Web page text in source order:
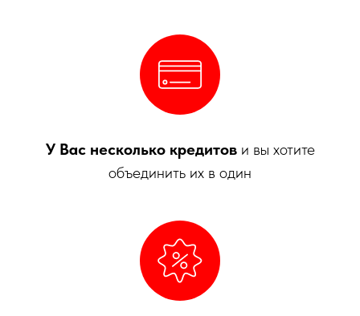
У Вас несколько кредитови вы хотите
объединить их в один